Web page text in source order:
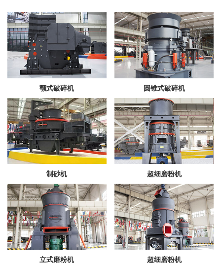
颚式破碎机 圆锥式破碎机
制砂机 超细磨粉机
立式磨粉机 超细磨粉机